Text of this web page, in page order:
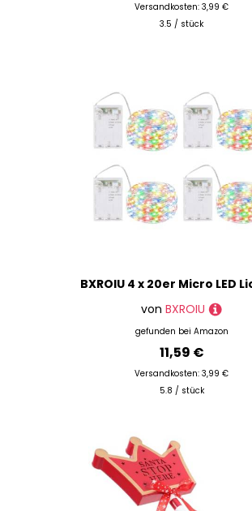
Versandkosten: 3,99 €
3.5 / stück
von BXROIU
gefunden bei Amazon
11,59 €
Versandkosten: 3,99 €
5.8 / stück